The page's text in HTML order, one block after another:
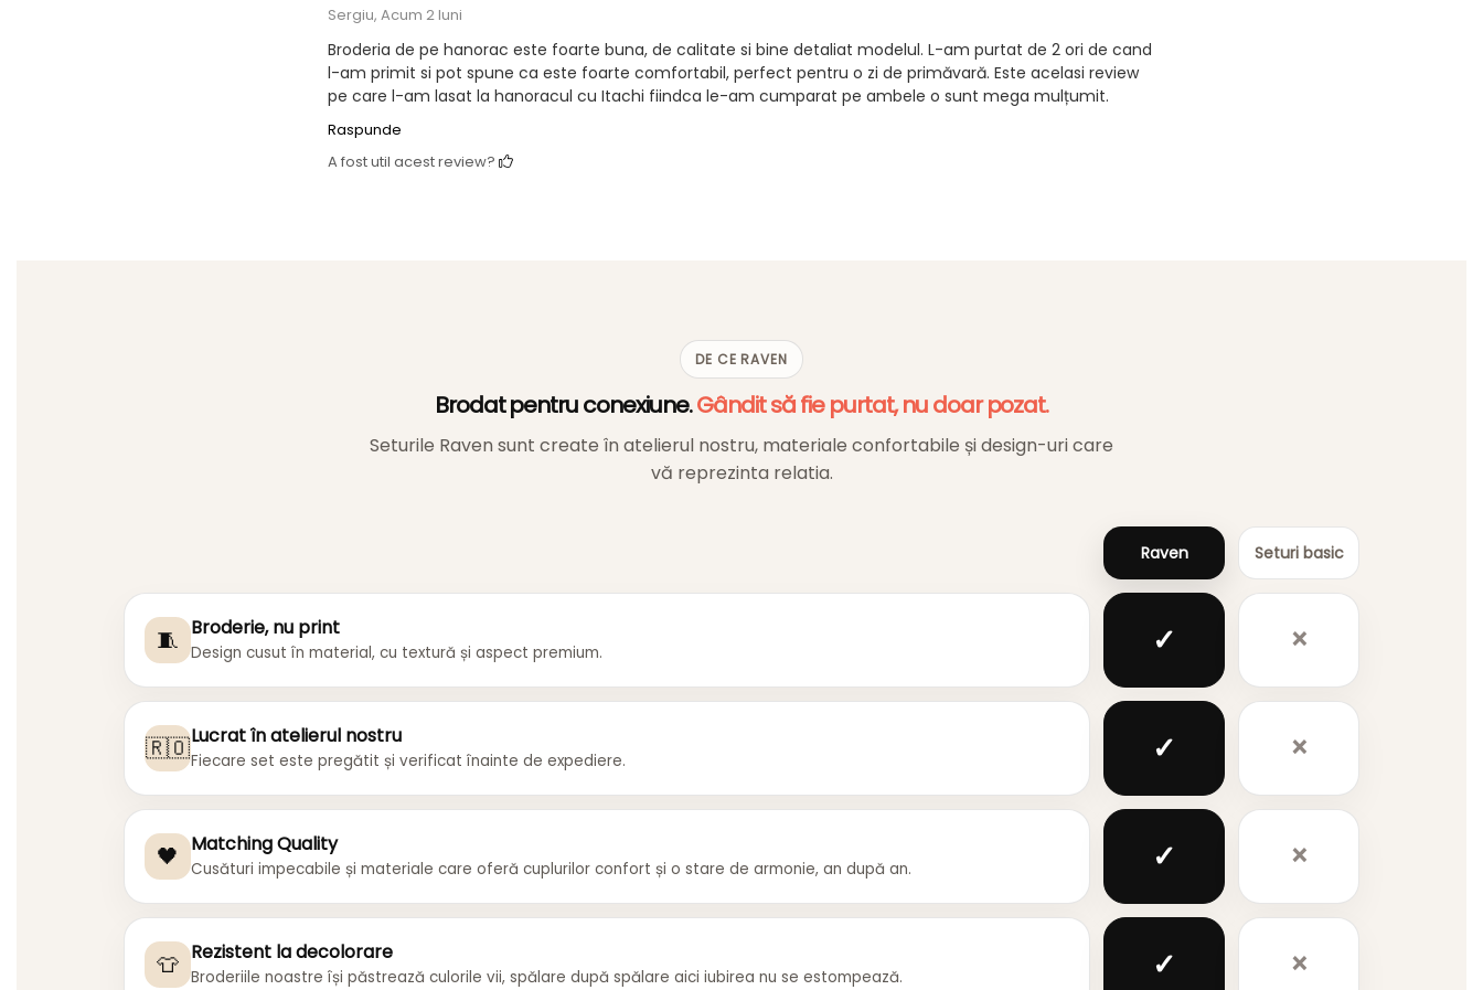
Dacă rezonezi cu ideea din spate, atunci deja știi de ce e pentru tine.
Cumpără cu încredere – Plăți securizate și retur garantat 14 zile
Sergiu, Acum 2 luni
Broderia de pe hanorac este foarte buna, de calitate si bine detaliat modelul. L-am purtat de 2 ori de cand
l-am primit si pot spune ca este foarte comfortabil, perfect pentru o zi de primăvară. Este acelasi review
pe care l-am lasat la hanoracul cu Itachi fiindca le-am cumparat pe ambele o sunt mega mulțumit.
Raspunde
A fost util acest review?
DE CE RAVEN
Brodat pentru conexiune.Gândit să fie purtat, nu doar pozat.
Seturile Raven sunt create în atelierul nostru, materiale confortabile și design-uri care
vă reprezinta relatia.
Raven Seturi basic
🧵 Broderie, nu print
Design cusut în material, cu textură și aspect premium. ✓ ×
🇷🇴Lucrat în atelierul nostru
Fiecare set este pregătit și verificat înainte de expediere. ✓ ×
🖤 Matching Quality
Cusături impecabile și materiale care oferă cuplurilor confort și o stare de armonie, an după an. ✓ ×
👕 Rezistent la decolorare
Broderiile noastre își păstrează culorile vii, spălare după spălare aici iubirea nu se estompează. ✓ ×